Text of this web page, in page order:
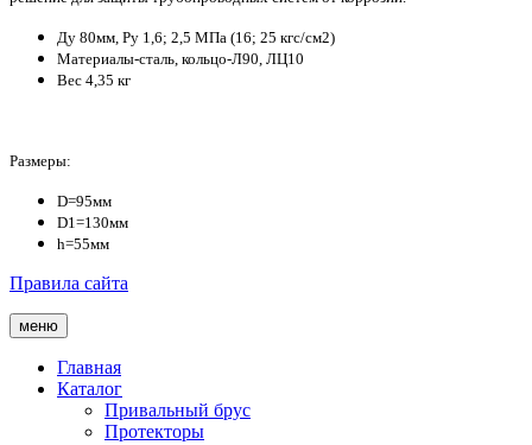
Ду 80мм, Ру 1,6; 2,5 МПа (16; 25 кгс/см2)
Материалы-сталь, кольцо-Л90, ЛЦ10
Вес 4,35 кг
Размеры:
D=95мм
D1=130мм
h=55мм
Правила сайта
меню
Главная
Каталог
Привальный брус
Протекторы